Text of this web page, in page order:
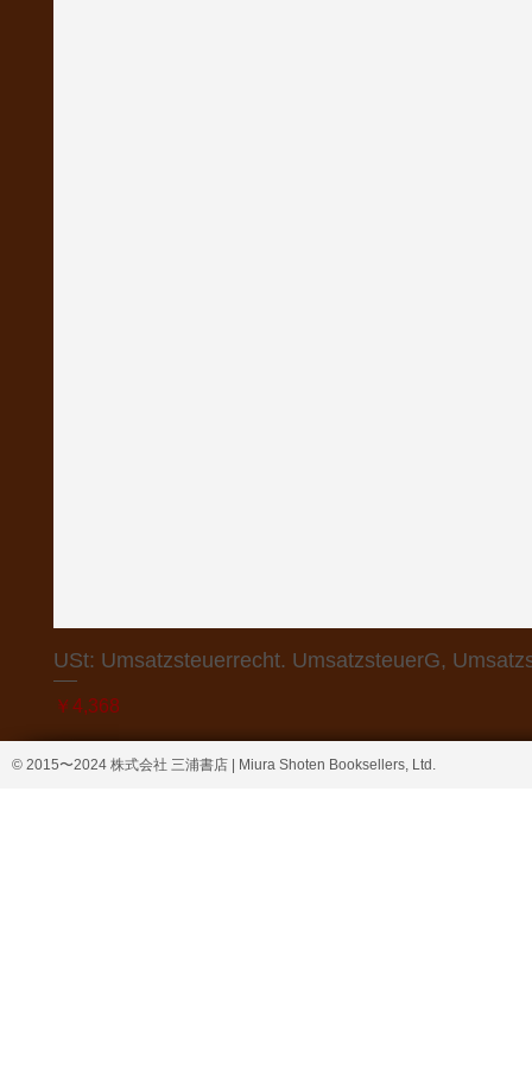
USt: Umsatzsteuerrecht. UmsatzsteuerG,
価格
￥4,368
© 2015〜2024 株式会社 三浦書店 | Miura Shoten Booksellers, Ltd.